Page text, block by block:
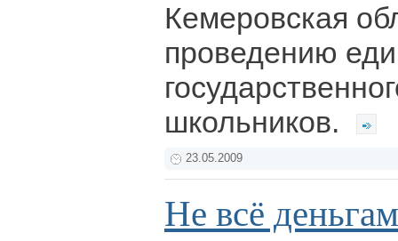
Кемеровская
проведению
школьников.
23.05.2009
Не всё